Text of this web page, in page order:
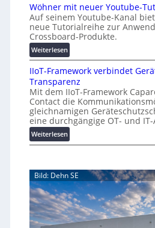
t
i
o
O
g
w
ä
c
s
w
e
t
e
K
o
s
t
e
n
f
a
l
l
e
A
Z
ü
r
i
c
h
:
T
r
e
f
f
p
n
k
t
f
ü
r
Wöhner mit neuer Youtube-
Auf seinem Youtube-Kanal
neue Tutorialreihe zur
Crossboard-Produkte.
Weiterlesen:
W
ö
h
n
e
r
m
i
t
e
u
e
r
Y
o
IIoT-Framework verbindet
Transparenz
Mit dem IIoT-Framework
Contact die
gleichnamigen
eine durchgängige OT- und
Weiterlesen:
I
T
-
F
r
a
Bild: Dehn SE